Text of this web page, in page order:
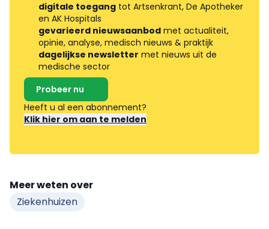
digitale toegang tot Artsenkrant, De Apotheker
en AK Hospitals
gevarieerd nieuwsaanbod met actualiteit,
opinie, analyse, medisch nieuws & praktijk
dagelijkse newsletter met nieuws uit de
medische sector
Probeer nu
Heeft u al een abonnement?
Klik hier om aan te melden
Meer weten over
Ziekenhuizen